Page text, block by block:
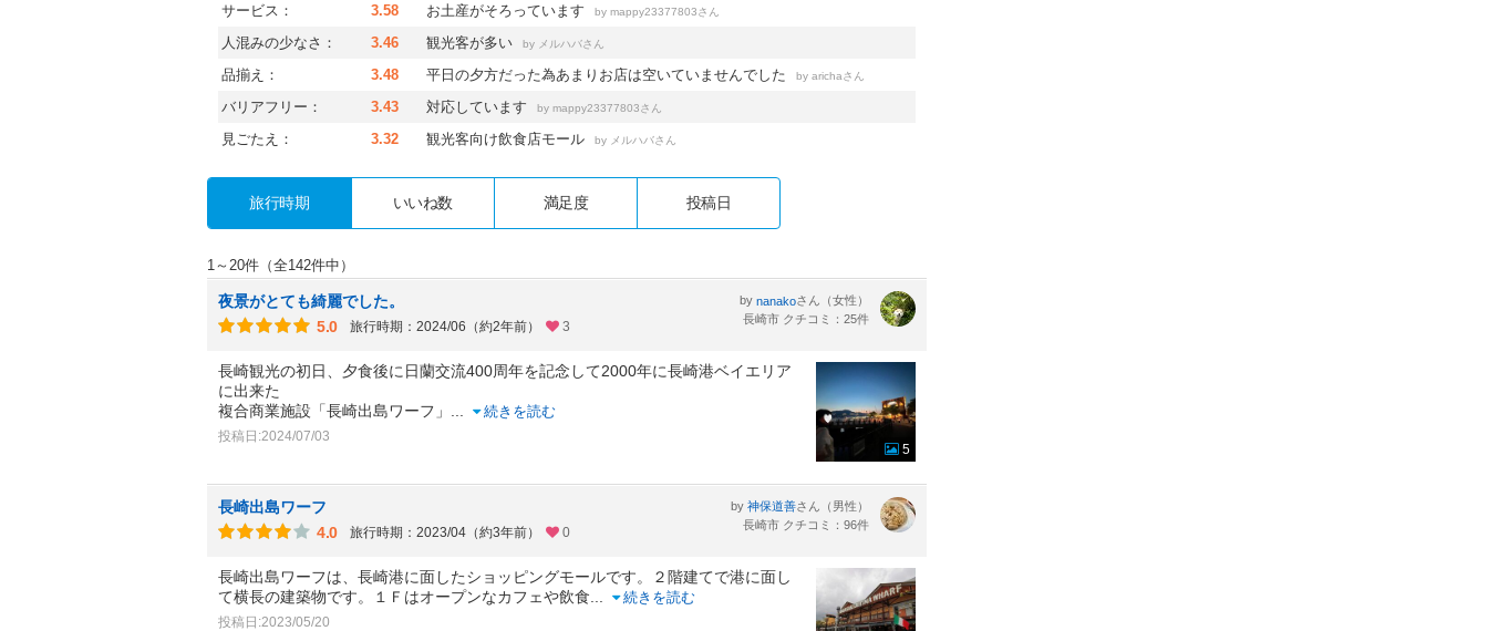
サービス： 3.58 お土産がそろっています by mappy23377803さん
人混みの少なさ： 3.46 観光客が多い by メルハバさん
品揃え： 3.48 平日の夕方だった為あまりお店は空いていませんでした by arichaさん
バリアフリー： 3.43 対応しています by mappy23377803さん
見ごたえ： 3.32 観光客向け飲食店モール by メルハバさん
旅行時期 いいね数 満足度 投稿日
1～20件（全142件中）
夜景がとても綺麗でした。
5.0
旅行時期：2024/06（約2年前） 3
by nanakoさん（女性）
長崎市 クチコミ：25件
長崎観光の初日、夕食後に日蘭交流400周年を記念して2000年に長崎港ベイエリア
に出来た
複合商業施設「長崎出島ワーフ」
続きを読む
投稿日:2024/07/03
5
長崎出島ワーフ
4.0
旅行時期：2023/04（約3年前） 0
by 神保道善さん（男性）
長崎市 クチコミ：96件
長崎出島ワーフは、長崎港に面したショッピングモールです。２階建てで港に面し
て横長の建築物です。１Ｆはオープンなカフェや飲食
続きを読む
投稿日:2023/05/20